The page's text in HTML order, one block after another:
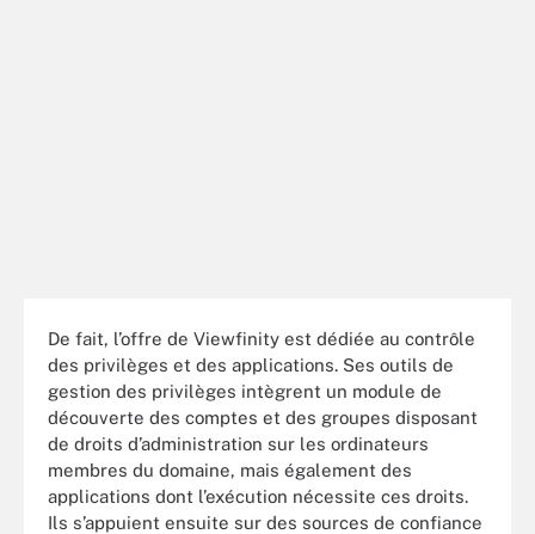
De fait, l’offre de Viewfinity est dédiée au contrôle
des privilèges et des applications. Ses outils de
gestion des privilèges intègrent un module de
découverte des comptes et des groupes disposant
de droits d’administration sur les ordinateurs
membres du domaine, mais également des
applications dont l’exécution nécessite ces droits.
Ils s’appuient ensuite sur des sources de confiance